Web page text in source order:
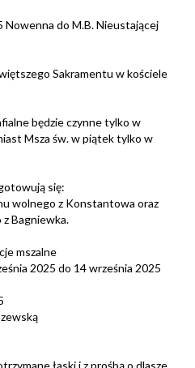
Nowenna do M.B. Nieustającej
Sakramentu w kościele
będzie czynne tylko w
Msza św. w piątek tylko w
się:
wolnego z Konstantowa oraz
z Bagniewka.
2025 do 14 września 2025
łaski i z prośbą o dlasze